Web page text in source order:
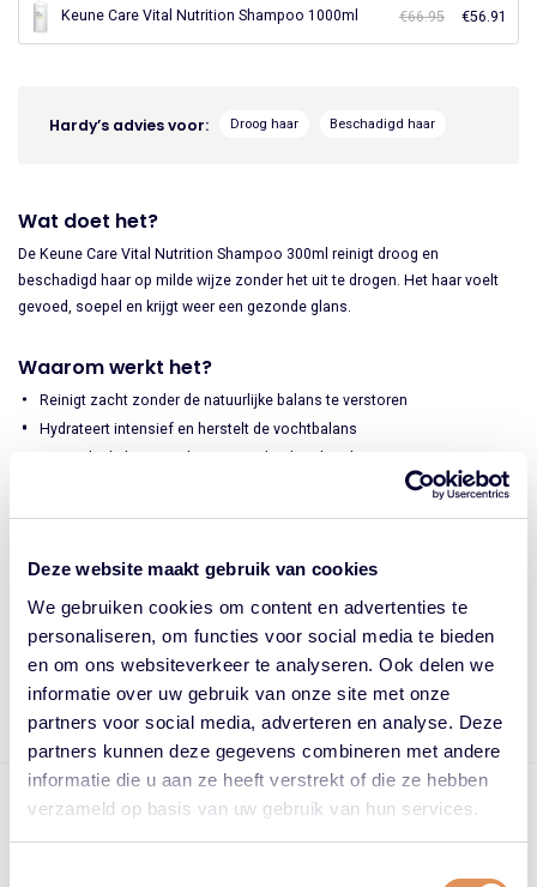
Deze website maakt gebruik van cookies
We gebruiken cookies om content en advertenties te
personaliseren, om functies voor social media te bieden
en om ons websiteverkeer te analyseren. Ook delen we
informatie over uw gebruik van onze site met onze
partners voor social media, adverteren en analyse. Deze
partners kunnen deze gegevens combineren met andere
informatie die u aan ze heeft verstrekt of die ze hebben
verzameld op basis van uw gebruik van hun services.
aantalKeune Care Vital Nutrition Shampoo 1000ml €66.95
prijs
€56.91
prijs
Hardy’s advies voor: Droog haar Beschadigd haar
Wat doet het?
De Keune Care Vital Nutrition Shampoo 300ml reinigt droog en
beschadigd haar op milde wijze zonder het uit te drogen. Het haar voelt
gevoed, soepel en krijgt weer een gezonde glans.
Waarom werkt het?
Reinigt zacht zonder de natuurlijke balans te verstoren
Hydrateert intensief en herstelt de vochtbalans
Versterkt de haarvezel en vermindert haarbreuk
Breng aan op nat haar
Masseer zachtjes in op de hoofdhuid
Spoel grondig uit
Herhaal indien nodig
Gratis bezorging vanaf €75,- in NL
Beoordeling: 4.88/5.00 door 3640+ klanten